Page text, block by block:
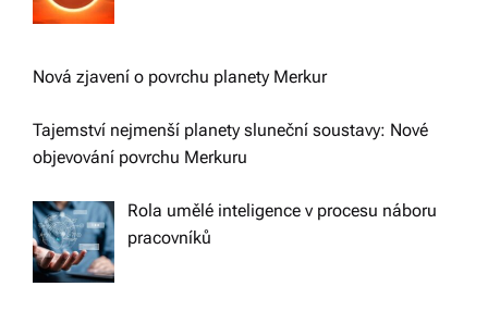
Nová zjavení o povrchu planety Merkur
Tajemství nejmenší planety sluneční soustavy: Nové
objevování povrchu Merkuru
Rola umělé inteligence v procesu náboru
pracovníků